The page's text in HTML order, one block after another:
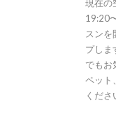
現在の
19:20
スンを
プしま
でもお
ペット
くださ